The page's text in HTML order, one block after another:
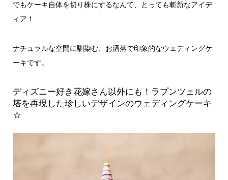
でもケーキ自体を切り株にするなんて、とっても斬新なアイデ
ィア！
ナチュラルな空間に馴染む、お洒落で印象的なウェディングケ
ーキです。
ディズニー好き花嫁さん以外にも！ラプンツェルの
塔を再現した珍しいデザインのウェディングケーキ
☆